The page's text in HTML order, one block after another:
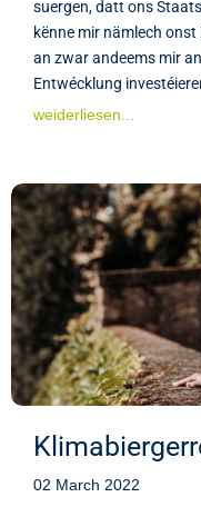
suergen, datt ons
kënne mir nämlech
an zwar andeems mir
Entwécklung
weiderliesen...
02 March 2022